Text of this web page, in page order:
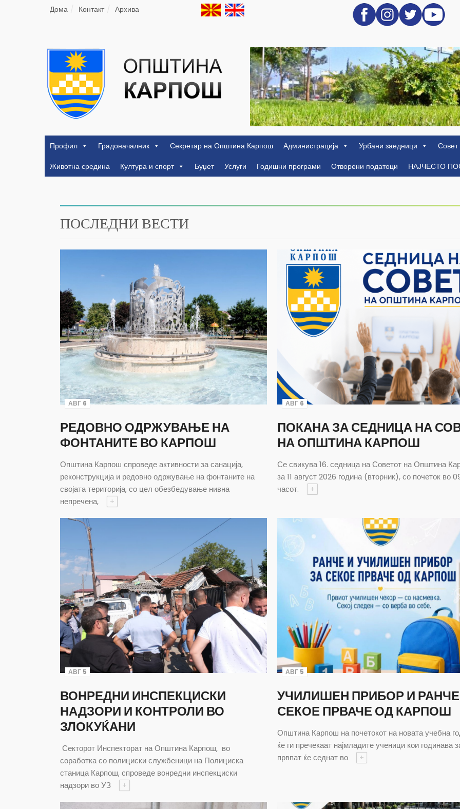
Дома Контакт Архива
Профил Градоначалник Секретар на Општина Карпош Администрација Урбани заедници
Совет
Животна средина
Култура и спорт Буџет Услуги Годишни програми Отворени податоци НАЈЧЕСТО
ПОСЛЕДНИ ВЕСТИ
АВГ 6
РЕДОВНО ОДРЖУВАЊЕ НА
ФОНТАНИТЕ ВО КАРПОШ
Општина Карпош спроведе активности за санација,
реконструкција и редовно одржување на фонтаните на
својата територија, со цел обезбедување нивна
непречена,
+
АВГ 6
ПОКАНА ЗА СЕДНИЦА НА
НА ОПШТИНА КАРПОШ
Се свикува 16. седница на Советот на Општина
за 11 август 2026 година (вторник), со почеток во
часот.
+
АВГ 5
ВОНРЕДНИ ИНСПЕКЦИСКИ
НАДЗОРИ И КОНТРОЛИ ВО
ЗЛОКУЌАНИ
Секторот Инспекторат на Општина Карпош, во
соработка со полициски службеници на Полициска
станица Карпош, спроведе вонредни инспекциски
надзори во УЗ
+
АВГ 5
УЧИЛИШЕН ПРИБОР И
СЕКОЕ ПРВАЧЕ ОД КАРПОШ
Општина Карпош на почетокот на новата учебна
ќе ги пречекаат најмладите ученици кои годинава
првпат ќе седнат во
+